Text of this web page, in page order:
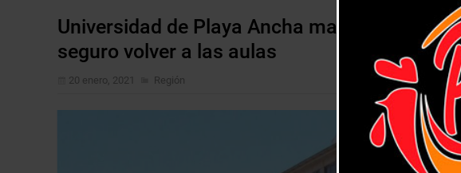
Universidad de Playa Ancha mantendrá
seguro volver a las aulas
20 enero, 2021 Región